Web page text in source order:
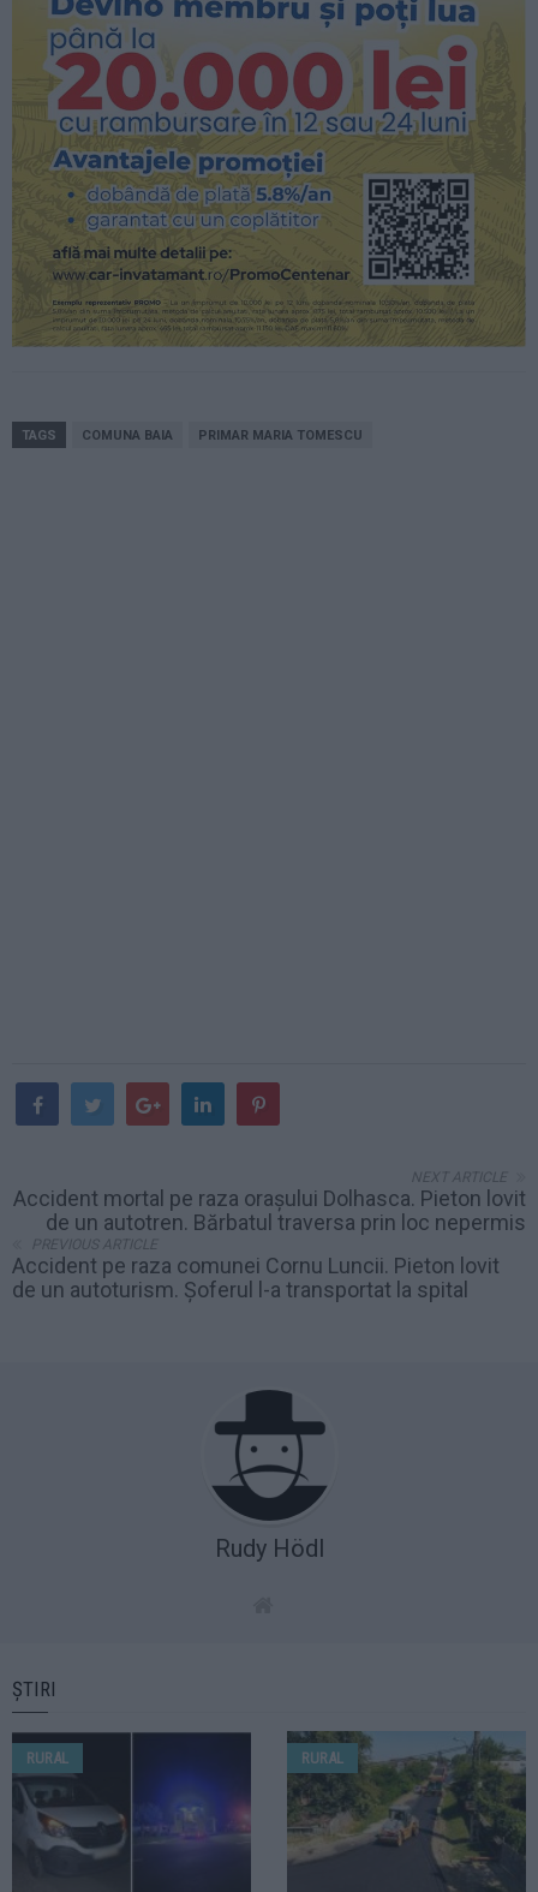
TAGS COMUNA BAIA PRIMAR MARIA TOMESCU
NEXT ARTICLE
Accident mortal pe raza orașului Dolhasca. Pieton lovit
de un autotren. Bărbatul traversa prin loc nepermis
PREVIOUS ARTICLE
Accident pe raza comunei Cornu Luncii. Pieton lovit
de un autoturism. Șoferul l-a transportat la spital
Rudy Hödl
ȘTIRI
RURAL RURAL